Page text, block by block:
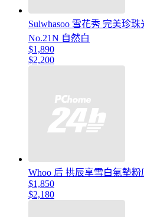
Sulwhasoo 雪花秀 完美珍
No.21N 自然白
$1,890
$2,200
Whoo 后 拱辰享雪白氣墊粉
$1,850
$2,180